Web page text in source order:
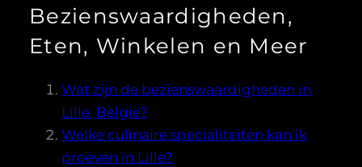
Bezienswaardigheden,
Eten, Winkelen en Meer
Wat zijn de bezienswaardigheden in
Lille, België?
Welke culinaire specialiteiten kan ik
proeven in Lille?